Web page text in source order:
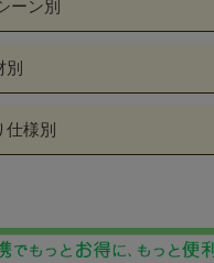
ン別
様別